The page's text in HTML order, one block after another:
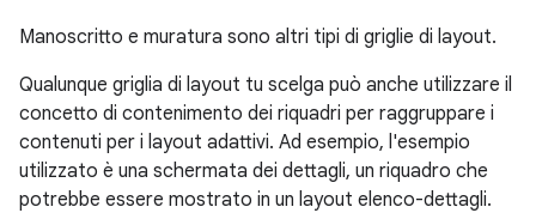
Manoscritto e muratura sono altri tipi di griglie di layout.
Qualunque griglia di layout tu scelga può anche utilizzare il
concetto di contenimento dei riquadri per raggruppare i
contenuti per i layout adattivi. Ad esempio, l'esempio
utilizzato è una schermata dei dettagli, un riquadro che
potrebbe essere mostrato in un layout elenco-dettagli.